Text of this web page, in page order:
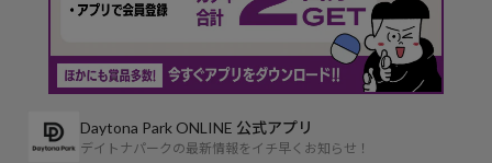
Daytona Park ONLINE 公式アプリ
デイトナパークの最新情報をイチ早くお知らせ！